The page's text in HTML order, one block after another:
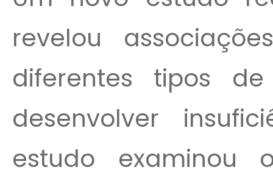
revelou
diferentes tipos
desenvolver
estudo examinou